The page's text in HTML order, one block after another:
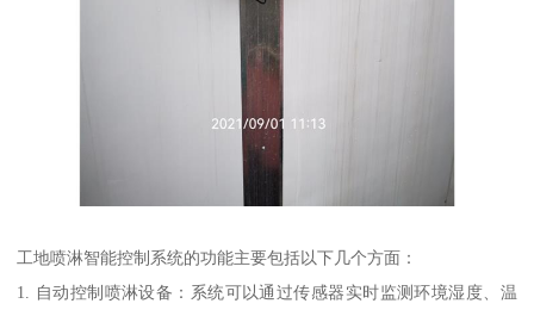
工地喷淋智能控制系统的功能主要包括以下几个方面：
1. 自动控制喷淋设备：系统可以通过传感器实时监测环境湿度、温